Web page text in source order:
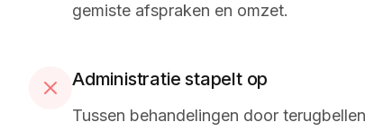
gemiste afspraken en omzet.
Administratie stapelt op
Tussen behandelingen door